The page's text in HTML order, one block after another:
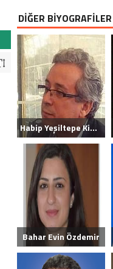
DİĞER BİYOGRAFİLER
Habip Yeşiltepe Kimdir?
Bahar Evin Özdemir